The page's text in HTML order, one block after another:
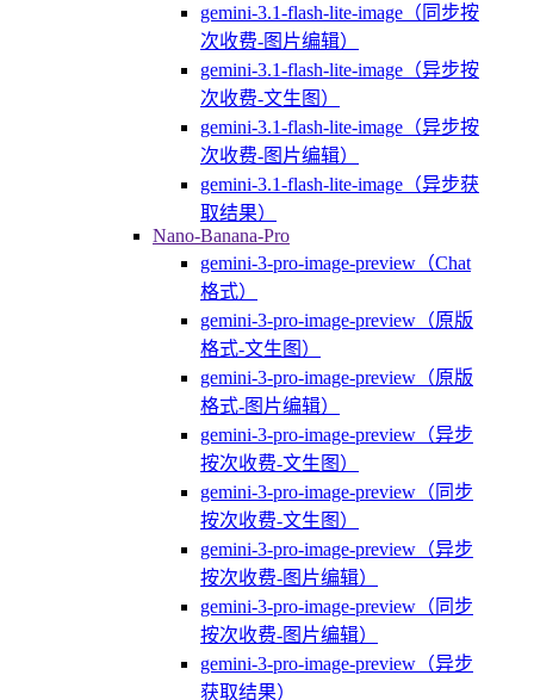
gemini-3.1-flash-lite-image（同步按
次收费-图片编辑）
gemini-3.1-flash-lite-image（异步按
次收费-文生图）
gemini-3.1-flash-lite-image（异步按
次收费-图片编辑）
gemini-3.1-flash-lite-image（异步获
取结果）
Nano-Banana-Pro
gemini-3-pro-image-preview（Chat
格式）
gemini-3-pro-image-preview（原版
格式-文生图）
gemini-3-pro-image-preview（原版
格式-图片编辑）
gemini-3-pro-image-preview（异步
按次收费-文生图）
gemini-3-pro-image-preview（同步
按次收费-文生图）
gemini-3-pro-image-preview（异步
按次收费-图片编辑）
gemini-3-pro-image-preview（同步
按次收费-图片编辑）
gemini-3-pro-image-preview（异步
获取结果）